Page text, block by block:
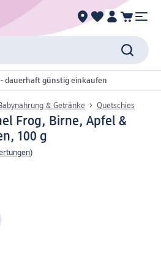
- dauerhaft günstig einkaufen
& Getränke Quetschies
Frog, Birne, Apfel &
100 g
)